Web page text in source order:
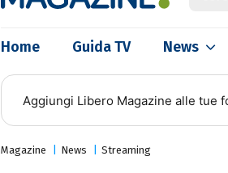
Home Guida TV News
Aggiungi Libero Magazine alle tue
Magazine News Streaming